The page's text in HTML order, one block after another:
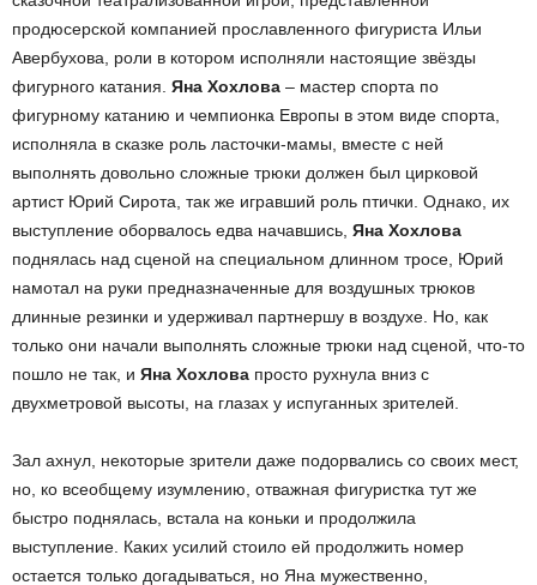
продюсерской компанией прославленного фигуриста Ильи
Авербухова, роли в котором исполняли настоящие звёзды
фигурного катания. Яна Хохлова – мастер спорта по
фигурному катанию и чемпионка Европы в этом виде спорта,
исполняла в сказке роль ласточки-мамы, вместе с ней
выполнять довольно сложные трюки должен был цирковой
артист Юрий Сирота, так же игравший роль птички. Однако, их
выступление оборвалось едва начавшись, Яна Хохлова
поднялась над сценой на специальном длинном тросе, Юрий
намотал на руки предназначенные для воздушных трюков
длинные резинки и удерживал партнершу в воздухе. Но, как
только они начали выполнять сложные трюки над сценой, что-то
пошло не так, и Яна Хохлова просто рухнула вниз с
двухметровой высоты, на глазах у испуганных зрителей.
Зал ахнул, некоторые зрители даже подорвались со своих мест,
но, ко всеобщему изумлению, отважная фигуристка тут же
быстро поднялась, встала на коньки и продолжила
выступление. Каких усилий стоило ей продолжить номер
остается только догадываться, но Яна мужественно,